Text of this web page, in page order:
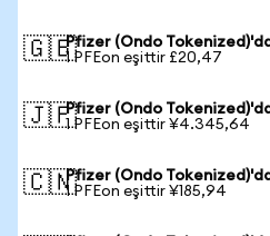
🇬🇧Pfizer (Ondo
1 PFEon eşittir £20,47
🇯🇵Pfizer (Ondo
1 PFEon eşittir ¥4.345,64
🇨🇳Pfizer (Ondo
1 PFEon eşittir ¥185,94